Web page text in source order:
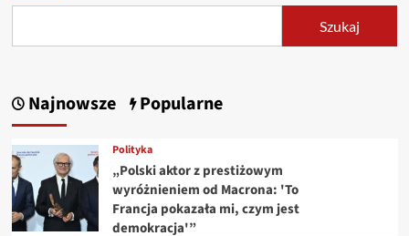
Szukaj
Najnowsze Popularne
Polityka
„Polski aktor z prestiżowym
wyróżnieniem od Macrona: 'To
Francja pokazała mi, czym jest
demokracja'”